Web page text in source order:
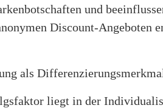
und
Discount-Angeboten
als
liegt in der